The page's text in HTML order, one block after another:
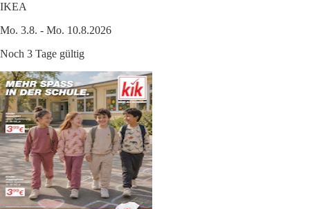
IKEA
Mo. 3.8. - Mo. 10.8.2026
Noch 3 Tage gültig